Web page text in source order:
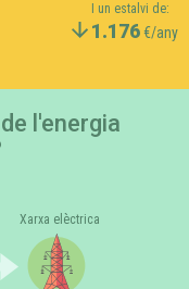
I un estalvi de:
1.176€/any
l'energia
Xarxa elèctrica